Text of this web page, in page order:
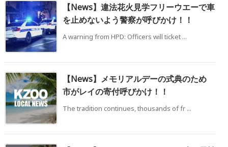
【News】違法花火見学フリーウエーで車
を止めないよう警察が呼びかけ！！
A warning from HPD: Officers will ticket ...
【News】メモリアルデーの式典のため
市がレイの寄付呼びかけ！！
The tradition continues, thousands of fr ...